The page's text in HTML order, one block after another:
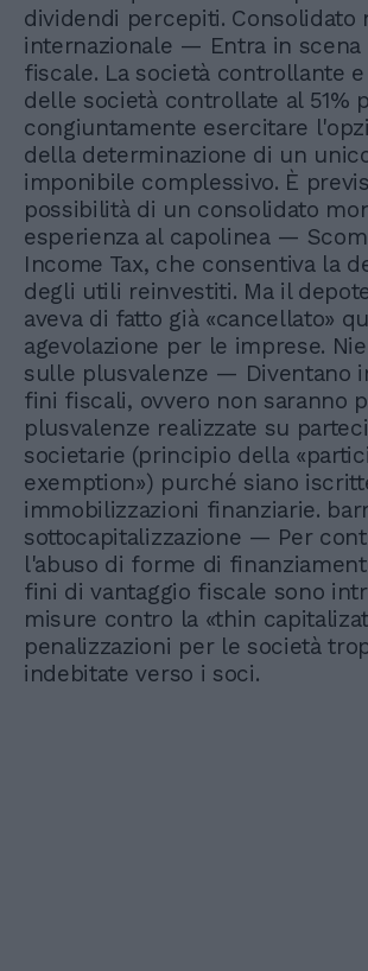
dividendi percepiti. Consolidato
internazionale — Entra in scena
fiscale. La società controllante
delle società controllate al 51%
congiuntamente esercitare
della determinazione di un
imponibile complessivo. È
possibilità di un consolidato
esperienza al capolinea —
Income Tax, che consentiva la
degli utili reinvestiti. Ma il
aveva di fatto già «cancellato»
agevolazione per le imprese.
sulle plusvalenze — Diventano
fini fiscali, ovvero non saranno
plusvalenze realizzate su
societarie (principio della
exemption») purché siano
immobilizzazioni finanziarie.
sottocapitalizzazione — Per
l'abuso di forme di
fini di vantaggio fiscale sono
misure contro la «thin
penalizzazioni per le società
indebitate verso i soci.